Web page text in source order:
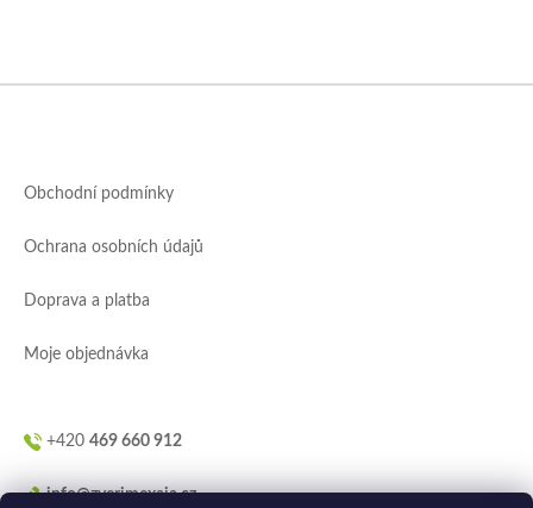
Obchodní podmínky
Ochrana osobních údajů
Doprava a platba
Moje objednávka
+420 469 660 912
info@zverimexaja.cz